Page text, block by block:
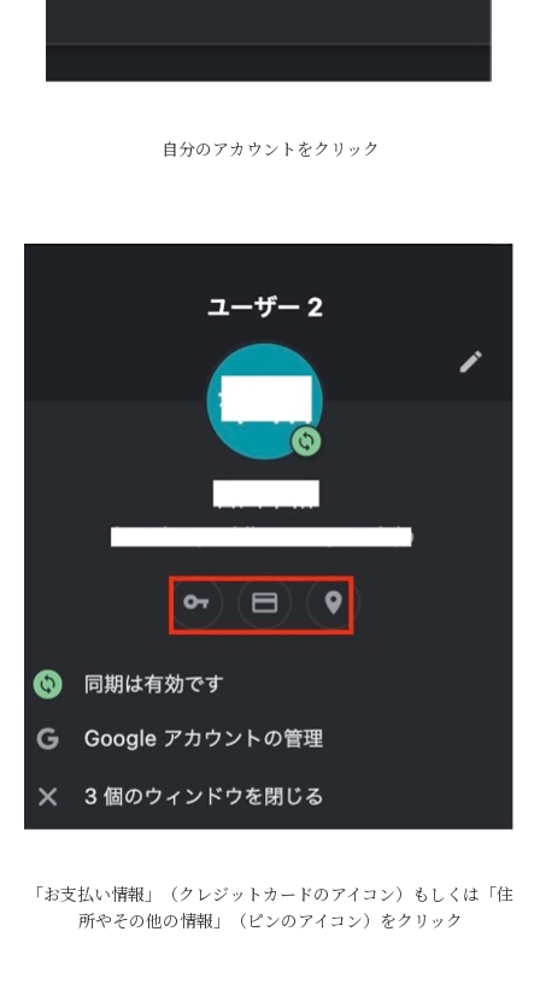
自分のアカウントをクリック
「お支払い情報」（クレジットカードのアイコン）もしくは「住
所やその他の情報」（ピンのアイコン）をクリック